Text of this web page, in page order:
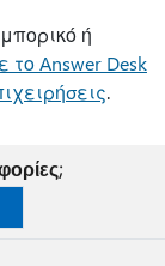
ή
το Answer Desk
.